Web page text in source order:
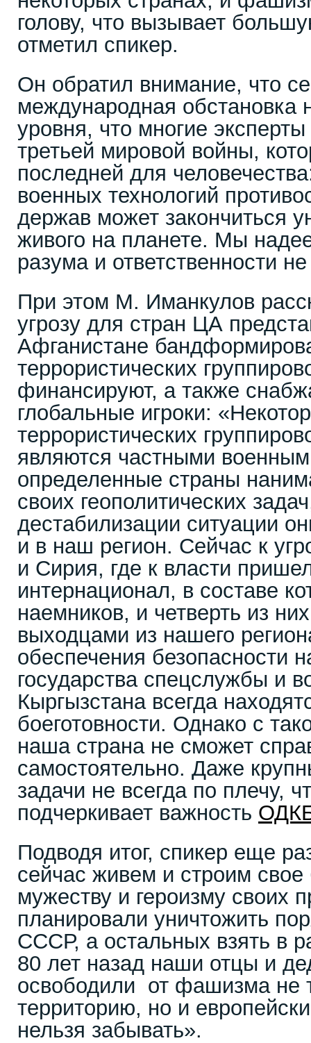
голову, что вызывает
отметил спикер.
Он обратил внимание, что
международная обстановка
уровня, что многие
третьей мировой войны,
последней для
военных технологий
держав может закончиться
живого на планете. Мы
разума и ответственности
При этом М. Иманкулов
угрозу для стран ЦА
Афганистане
террористических
финансируют, а также
глобальные игроки:
террористических
являются частными
определенные страны
своих геополитических
дестабилизации ситуации
и в наш регион. Сейчас к
и Сирия, где к власти
интернационал, в составе
наемников, и четверть из
выходцами из нашего
обеспечения безопасности
государства спецслужбы и
Кыргызстана всегда
боеготовности. Однако с
наша страна не сможет
самостоятельно. Даже
задачи не всегда по плечу,
подчеркивает важность
Подводя итог, спикер еще
сейчас живем и строим
мужеству и героизму своих
планировали уничтожить
СССР, а остальных взять в
80 лет назад наши отцы и
освободили от фашизма не
территорию, но и
нельзя забывать».